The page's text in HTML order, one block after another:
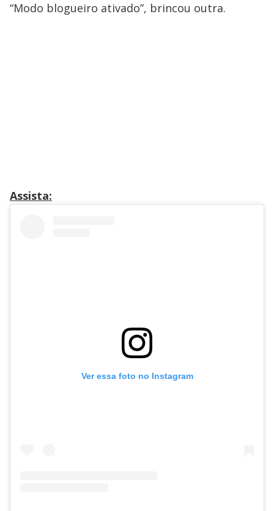
“Modo blogueiro ativado”, brincou outra.
Assista:
Ver essa foto no Instagram